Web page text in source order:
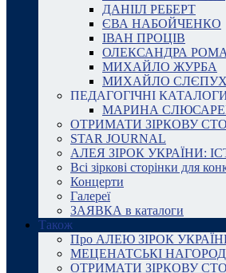
ДАНІІЛ РЕБЕРТ
ЄВА НАБОЙЧЕНКО
ІВАН ПРОЦІВ
ОЛЕКСАНДРА
МИХАЙЛО ЖУРБА
МИХАЙЛО
ПЕДАГОГІЧНІ
МАРИНА
ОТРИМАТИ ЗІРКОВУ
STAR JOURNAL
АЛЕЯ ЗІРОК УКРАЇНИ:
Всі зіркові сторінки для
Концерти
Галереї
ЗАЯВКА в каталоги
Також
Про АЛЕЮ ЗІРОК
МЕЦЕНАТСЬКІ
ОТРИМАТИ ЗІРКОВУ